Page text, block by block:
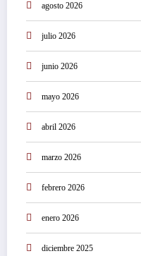
agosto 2026
julio 2026
junio 2026
mayo 2026
abril 2026
marzo 2026
febrero 2026
enero 2026
diciembre 2025